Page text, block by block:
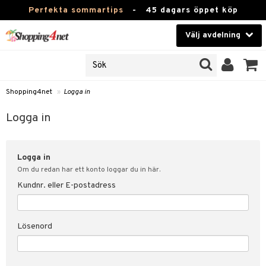
Perfekta sommartips - 45 dagars öppet köp
Välj avdelning
Kontaktlinser
Hälsokost
Fitness
Hem & Inredning
Leksaker, Barn & Baby
Varumärken
Shopping4net » Logga in
Logga in
Logga in
Om du redan har ett konto loggar du in här.
Kundnr. eller E-postadress
Lösenord
svar